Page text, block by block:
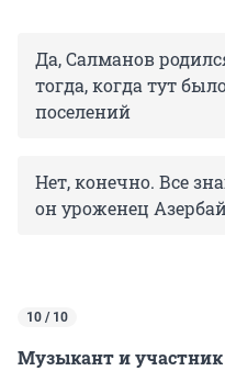
Да, Салманов
тогда, когда тут
поселений
Нет, конечно. Все
он уроженец
10 / 10
Музыкант и участник